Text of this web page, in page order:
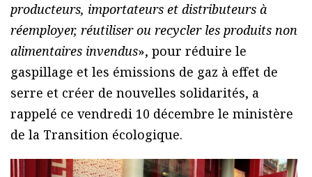
producteurs, importateurs et distributeurs à
réemployer, réutiliser ou recycler les produits non
alimentaires invendus», pour réduire le
gaspillage et les émissions de gaz à effet de
serre et créer de nouvelles solidarités, a
rappelé ce vendredi 10 décembre le ministère
de la Transition écologique.